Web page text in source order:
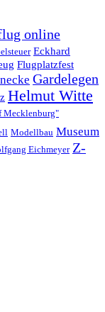
online
Eckhard
Flugplatzfest
Gardelegen
Helmut Witte
Mecklenburg"
Modellbau Museum
Eichmeyer Z-